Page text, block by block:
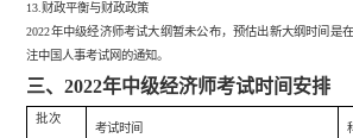
13.财政平衡与财政政策
2022年中级经济师考试大纲暂未公布，预估出新大纲时间是
注中国人事考试网的通知。
三、2022年中级经济师考试时间安排
批次
考试时间